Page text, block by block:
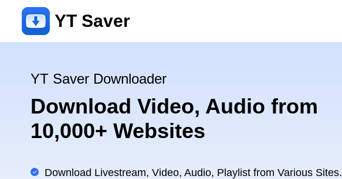
YT Saver
YT Saver Downloader
Download Video, Audio from
10,000+ Websites
Download Livestream, Video, Audio, Playlist from Various Sites.